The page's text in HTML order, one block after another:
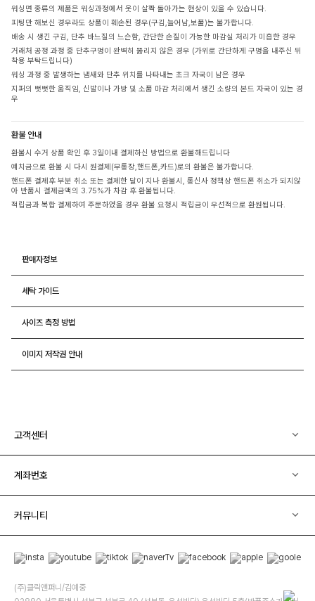
워싱면 종류의 제품은 워싱과정에서 옷이 살짝 돌아가는 현상이 있을 수 있습니다.
피팅만 해보신 경우라도 상품이 훼손된 경우(구김,늘어남,보풀)는 불가합니다.
배송 시 생긴 구김, 단추 바느질의 느슨함, 간단한 손질이 가능한 마감실 처리가 미흡한 경우
거래처 공정 과정 중 단추구멍이 완벽히 뚫리지 않은 경우 (가위로 간단하게 구멍을 내주신 뒤
착용 부탁드립니다)
워싱 과정 중 발생하는 냄새와 단추 위치를 나타내는 초크 자국이 남은 경우
지퍼의 뻣뻣한 움직임, 신발이나 가방 및 소품 마감 처리에서 생긴 소량의 본드 자국이 있는 경
우
환불 안내
환불시 수거 상품 확인 후 3일이내 결제하신 방법으로 환불해드립니다
예치금으로 환불 시 다시 원결제(무통장,핸드폰,카드)로의 환불은 불가합니다.
핸드폰 결제후 부분 취소 또는 결제한 달이 지나 환불시, 통신사 정책상 핸드폰 취소가 되지않
아 반품시 결제금액의 3.75%가 차감 후 환불됩니다.
적립금과 복합 결제하여 주문하였을 경우 환불 요청시 적립금이 우선적으로 환원됩니다.
판매자정보
세탁 가이드
사이즈 측정 방법
이미지 저작권 안내
고객센터
계좌번호
커뮤니티
(주)클릭앤퍼니/김예중